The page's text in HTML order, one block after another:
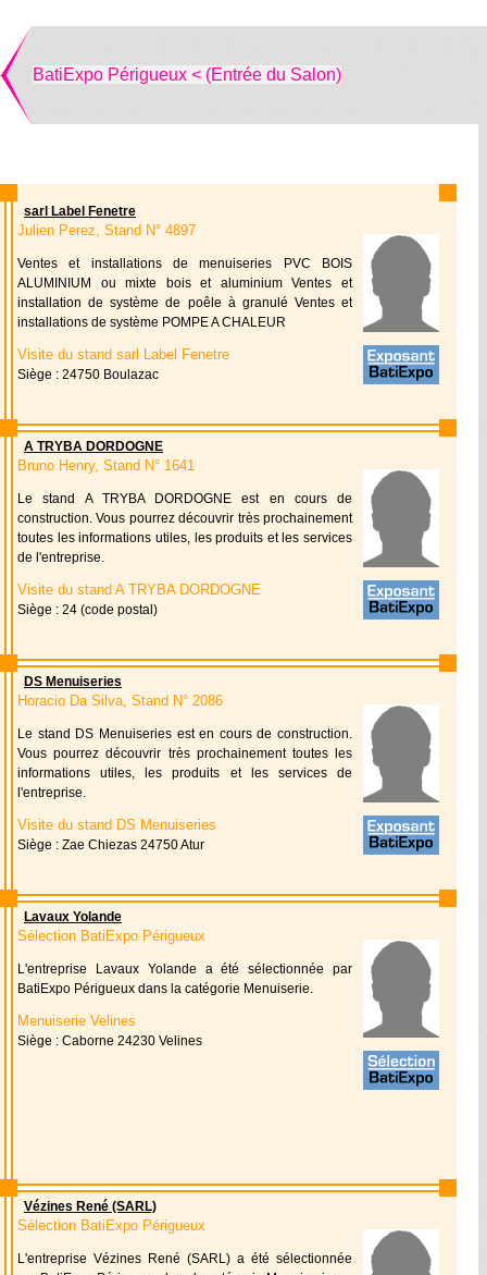
BatiExpo Périgueux < (Entrée du Salon)
sarl Label Fenetre
Julien Perez, Stand N° 4897
Ventes et installations de menuiseries PVC BOIS
ALUMINIUM ou mixte bois et aluminium Ventes et
installation de système de poêle à granulé Ventes et
installations de système POMPE A CHALEUR
Visite du stand sarl Label Fenetre
Siège : 24750 Boulazac
A TRYBA DORDOGNE
Bruno Henry, Stand N° 1641
Le stand A TRYBA DORDOGNE est en cours de
construction. Vous pourrez découvrir très prochainement
toutes les informations utiles, les produits et les services
de l'entreprise.
Visite du stand A TRYBA DORDOGNE
Siège : 24 (code postal)
DS Menuiseries
Horacio Da Silva, Stand N° 2086
Le stand DS Menuiseries est en cours de construction.
Vous pourrez découvrir très prochainement toutes les
informations utiles, les produits et les services de
l'entreprise.
Visite du stand DS Menuiseries
Siège : Zae Chiezas 24750 Atur
Lavaux Yolande
Sélection BatiExpo Périgueux
L'entreprise Lavaux Yolande a été sélectionnée par
BatiExpo Périgueux dans la catégorie Menuiserie.
Menuiserie Velines
Siège : Caborne 24230 Velines
Vézines René (SARL)
Sélection BatiExpo Périgueux
L'entreprise Vézines René (SARL) a été sélectionnée